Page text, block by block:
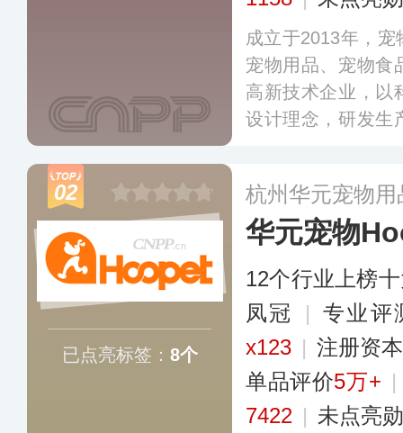
成立于2013年，
宠物用品、宠物食
高新技术企业，以
设计理念，研发生
美容、零售、寄养
02
已点亮标签： 8个
杭州华元宠物
华元宠物
12个行业上榜
凤冠
| 专业评
x123 | 注册资
单品评价5万+ |
7422 | 未点亮